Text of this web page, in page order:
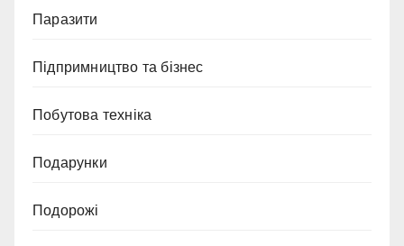
Паразити
Підпримництво та бізнес
Побутова техніка
Подарунки
Подорожі